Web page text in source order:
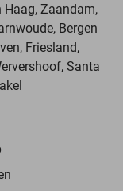
Haag, Zaandam,
Bergen
Friesland,
Santa